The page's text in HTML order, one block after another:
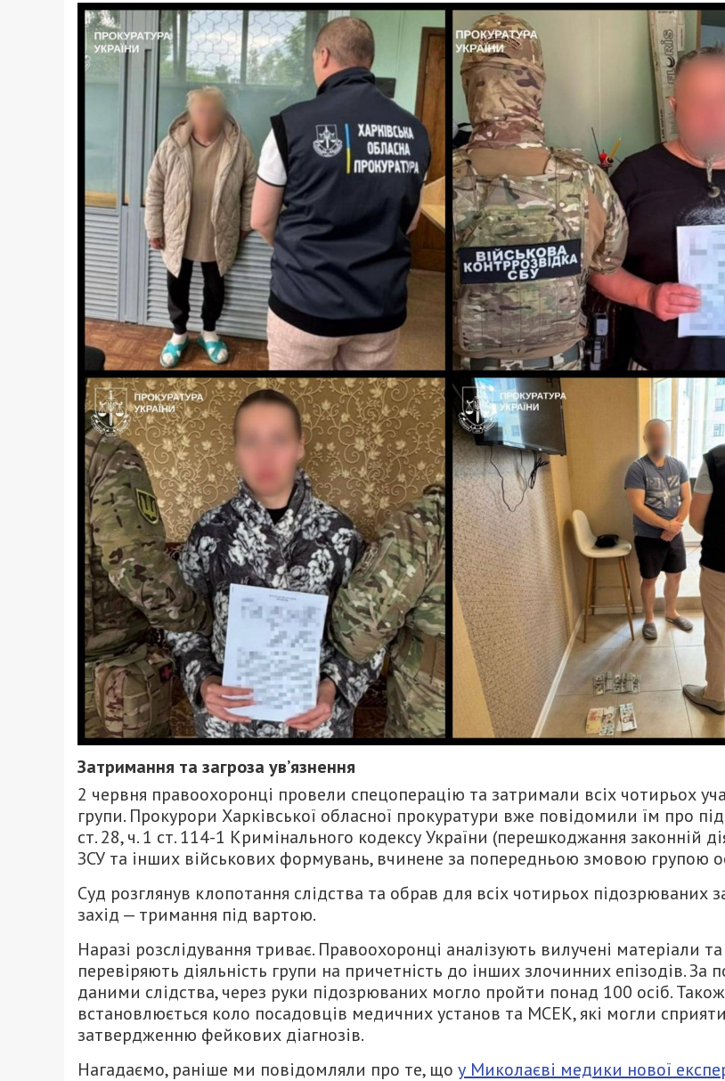
Затримання та загроза ув’язнення
2 червня правоохоронці провели спецоперацію та затримали всіх чотирьох
групи. Прокурори Харківської обласної прокуратури вже повідомили їм про
ст. 28, ч. 1 ст. 114-1 Кримінального кодексу України (перешкоджання законній
ЗСУ та інших військових формувань, вчинене за попередньою змовою групою
Суд розглянув клопотання слідства та обрав для всіх чотирьох підозрюваних
захід — тримання під вартою.
Наразі розслідування триває. Правоохоронці аналізують вилучені матеріали та
перевіряють діяльність групи на причетність до інших злочинних епізодів. За
даними слідства, через руки підозрюваних могло пройти понад 100 осіб. Також
встановлюється коло посадовців медичних установ та МСЕК, які могли сприяти
затвердженню фейкових діагнозів.
Нагадаємо, раніше ми повідомляли про те, що у Миколаєві медики нової